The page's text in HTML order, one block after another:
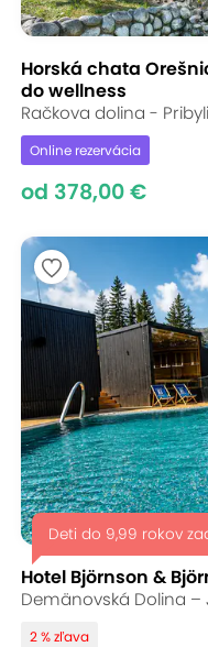
Horská chata
do wellness
Račkova dolina -
Online rezervácia
od 378,00 €
Deti do 9,99 rokov
Hotel Björnson &
Demänovská Dolina
2 % zľava